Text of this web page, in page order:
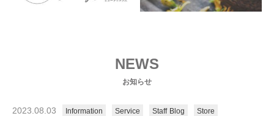
NEWS
お知らせ
2023.08.03 Information Service Staff Blog Store